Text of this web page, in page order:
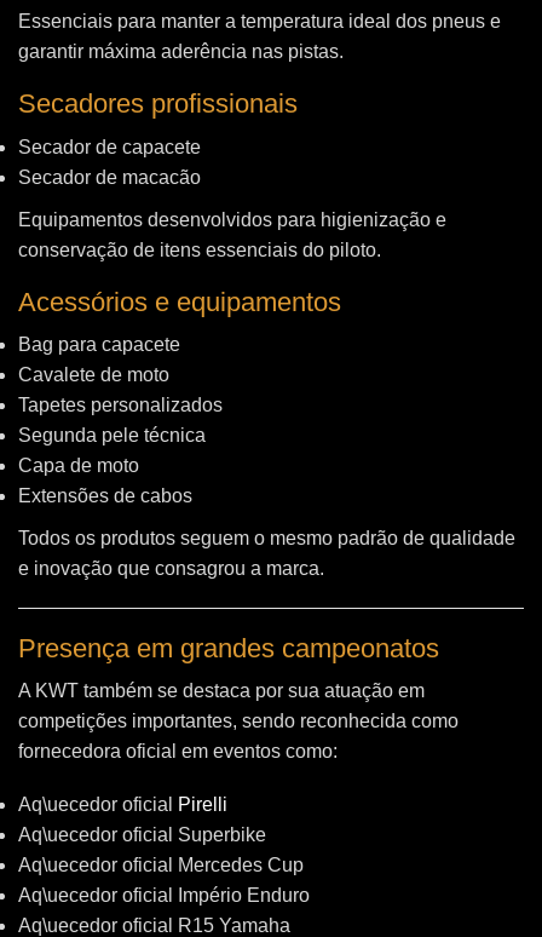
Essenciais para manter a temperatura ideal dos pneus e
garantir máxima aderência nas pistas.
Secadores profissionais
Secador de capacete
Secador de macacão
Equipamentos desenvolvidos para higienização e
conservação de itens essenciais do piloto.
Acessórios e equipamentos
Bag para capacete
Cavalete de moto
Tapetes personalizados
Segunda pele técnica
Capa de moto
Extensões de cabos
Todos os produtos seguem o mesmo padrão de qualidade
e inovação que consagrou a marca.
Presença em grandes campeonatos
A KWT também se destaca por sua atuação em
competições importantes, sendo reconhecida como
fornecedora oficial em eventos como:
Aq\uecedor oficial
Pirelli
Aq\uecedor oficial Superbike
Aq\uecedor oficial Mercedes Cup
Aq\uecedor oficial Império Enduro
Aq\uecedor oficial R15 Yamaha